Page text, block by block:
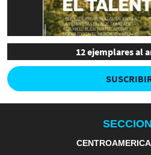
12 ejemplares al